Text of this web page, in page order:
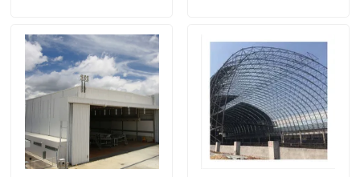
Fabrieksreis
Kwaliteitscontrole
Contacteer ons